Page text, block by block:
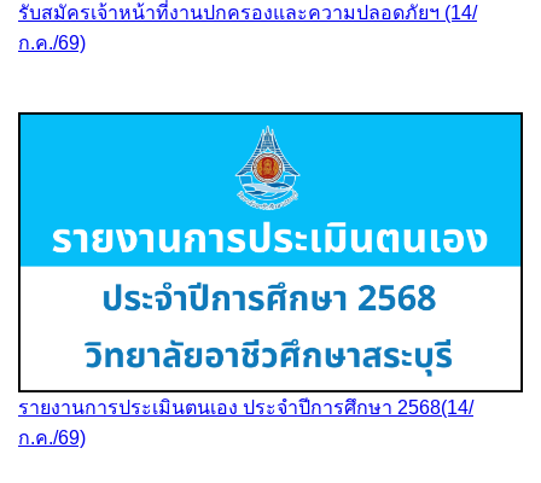
รับสมัครเจ้าหน้าที่งานปกครองและความปลอดภัยฯ (14/
ก.ค./69)
รายงานการประเมินตนเอง ประจำปีการศึกษา 2568(14/
ก.ค./69)